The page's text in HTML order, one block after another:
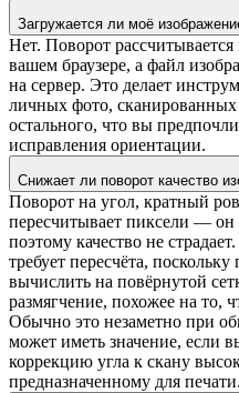
Загружается ли моё
Нет. Поворот
вашем браузере, а файл
на сервер. Это делает
личных фото, сканированных
остального, что вы
исправления ориентации.
Снижает ли поворот качество
Поворот на угол, кратный
пересчитывает пиксели — он
поэтому качество не
требует пересчёта,
вычислить на повёрнутой
размягчение, похожее на то,
Обычно это незаметно при
может иметь значение, если
коррекцию угла к скану
предназначенному для печати.